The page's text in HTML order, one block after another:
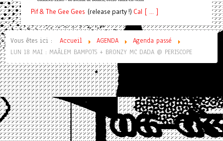
Pif& The Gee Gees (release party !) Cal [ ... ]
Vous êtes ici : Accueil AGENDA
Agenda passé
LUN 18 MAI : MAÂLEM BAMPOTS + BRONZY MC DADA @ PERISCOPE